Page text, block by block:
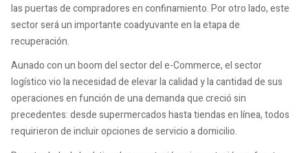
las puertas de compradores en confinamiento. Por otro lado, este
sector será un importante coadyuvante en la etapa de
recuperación.
Aunado con un boom del sector del e-Commerce, el sector
logístico vio la necesidad de elevar la calidad y la cantidad de sus
operaciones en función de una demanda que creció sin
precedentes: desde supermercados hasta tiendas en línea, todos
requirieron de incluir opciones de servicio a domicilio.